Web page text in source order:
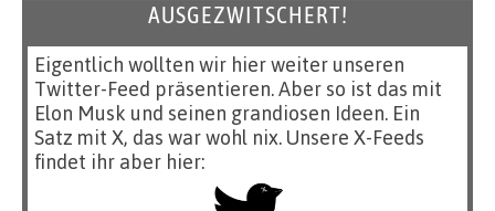
AUSGEZWITSCHERT!
Eigentlich wollten wir hier weiter unseren
Twitter-Feed präsentieren. Aber so ist das mit
Elon Musk und seinen grandiosen Ideen. Ein
Satz mit X, das war wohl nix. Unsere X-Feeds
findet ihr aber hier: